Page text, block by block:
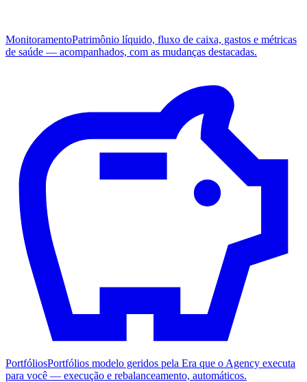
MonitoramentoPatrimônio líquido, fluxo de caixa, gastos e métricas
de saúde — acompanhados, com as mudanças destacadas.
PortfóliosPortfólios modelo geridos pela Era que o Agency executa
para você — execução e rebalanceamento, automáticos.